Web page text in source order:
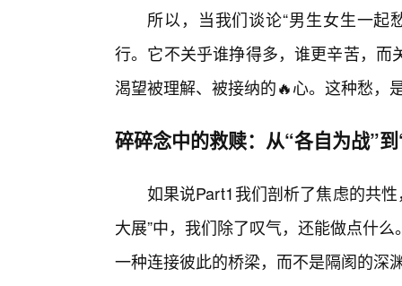
所以，当我们谈论“男生女生一起
行。它不关乎谁挣得多，谁更辛苦，
渴望被理解、被接纳的🔥心。这种愁，
碎碎念中的救赎：从“各自为战”
如果说Part1我们剖析了焦虑的共
大展”中，我们除了叹气，还能做点什
一种连接彼此的桥梁，而不是隔阂的深